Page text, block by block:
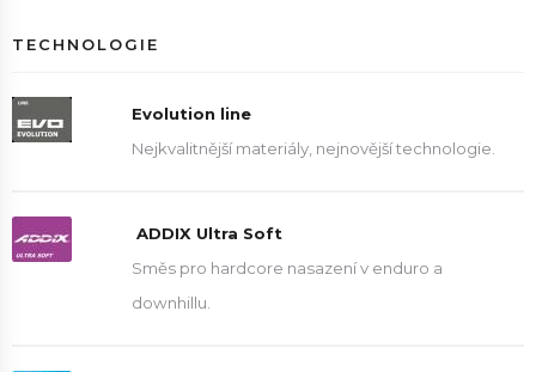
TECHNOLOGIE
Evolution line
Nejkvalitnější materiály, nejnovější technologie.
ADDIX Ultra Soft
Směs pro hardcore nasazení v enduro a
downhillu.